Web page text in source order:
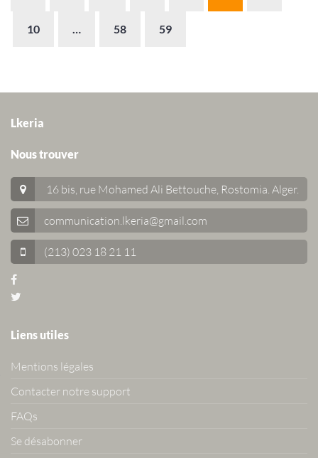
10 … 58 59
Lkeria
Nous trouver
16 bis, rue Mohamed Ali Bettouche, Rostomia. Alger.
communication.lkeria@gmail.com
(213) 023 18 21 11
Liens utiles
Mentions légales
Contacter notre support
FAQs
Se désabonner